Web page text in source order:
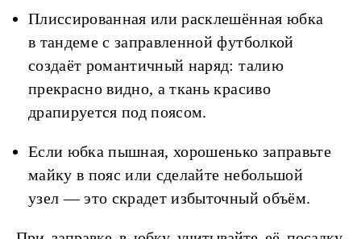
Плиссированная или расклешённая юбка
в тандеме с заправленной футболкой
создаёт романтичный наряд: талию
прекрасно видно, а ткань красиво
драпируется под поясом.
Если юбка пышная, хорошенько заправьте
майку в пояс или сделайте небольшой
узел — это скрадет избыточный объём.